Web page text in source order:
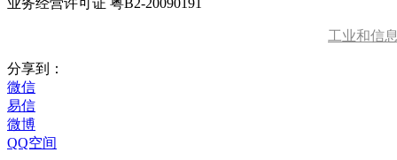
工业和信
分享到：
微信
易信
微博
QQ空间